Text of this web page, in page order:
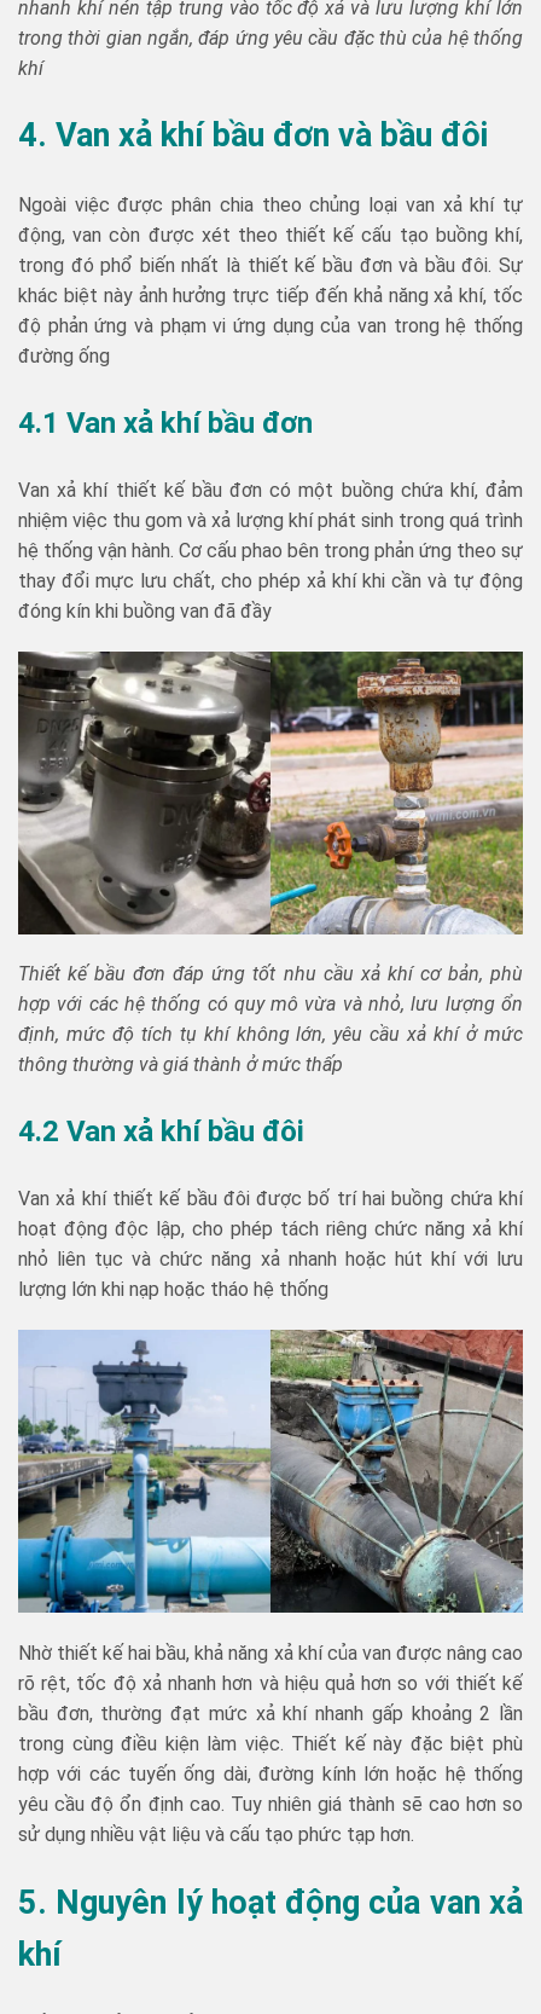
nhanh khí nén tập trung vào tốc độ xả và lưu lượng khí lớn
trong thời gian ngắn, đáp ứng yêu cầu đặc thù của hệ thống
khí
4. Van xả khí bầu đơn và bầu đôi
Ngoài việc được phân chia theo chủng loại van xả khí tự
động, van còn được xét theo thiết kế cấu tạo buồng khí,
trong đó phổ biến nhất là thiết kế bầu đơn và bầu đôi. Sự
khác biệt này ảnh hưởng trực tiếp đến khả năng xả khí, tốc
độ phản ứng và phạm vi ứng dụng của van trong hệ thống
đường ống
4.1 Van xả khí bầu đơn
Van xả khí thiết kế bầu đơn có một buồng chứa khí, đảm
nhiệm việc thu gom và xả lượng khí phát sinh trong quá trình
hệ thống vận hành. Cơ cấu phao bên trong phản ứng theo sự
thay đổi mực lưu chất, cho phép xả khí khi cần và tự động
đóng kín khi buồng van đã đầy
Thiết kế bầu đơn đáp ứng tốt nhu cầu xả khí cơ bản, phù
hợp với các hệ thống có quy mô vừa và nhỏ, lưu lượng ổn
định, mức độ tích tụ khí không lớn, yêu cầu xả khí ở mức
thông thường và giá thành ở mức thấp
4.2 Van xả khí bầu đôi
Van xả khí thiết kế bầu đôi được bố trí hai buồng chứa khí
hoạt động độc lập, cho phép tách riêng chức năng xả khí
nhỏ liên tục và chức năng xả nhanh hoặc hút khí với lưu
lượng lớn khi nạp hoặc tháo hệ thống
Nhờ thiết kế hai bầu, khả năng xả khí của van được nâng cao
rõ rệt, tốc độ xả nhanh hơn và hiệu quả hơn so với thiết kế
bầu đơn, thường đạt mức xả khí nhanh gấp khoảng 2 lần
trong cùng điều kiện làm việc. Thiết kế này đặc biệt phù
hợp với các tuyến ống dài, đường kính lớn hoặc hệ thống
yêu cầu độ ổn định cao. Tuy nhiên giá thành sẽ cao hơn so
sử dụng nhiều vật liệu và cấu tạo phức tạp hơn.
5. Nguyên lý hoạt động của van xả
khí